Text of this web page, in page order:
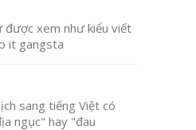
xem như kiểu viết
it gangsta
sang tiếng Việt có
ngục" hay "đau